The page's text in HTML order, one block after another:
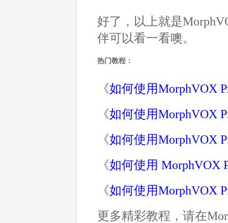
好了，以上就是
伴可以看一看噢。
热门教程：
《如何使用MorphVOX
《如何使用MorphVOX
《如何使用MorphVOX
《如何使用 MorphVOX
《如何使用MorphVOX
更多精彩教程，请在